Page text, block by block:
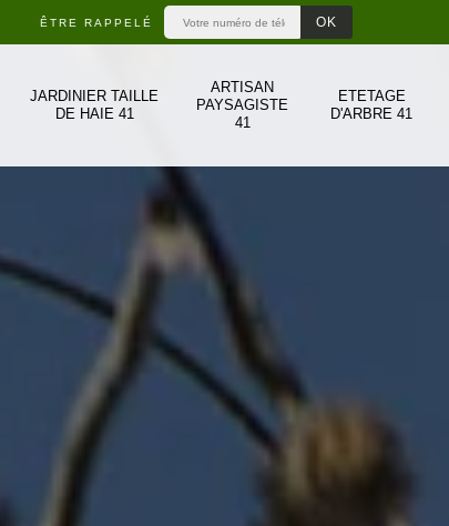
ÊTRE RAPPELÉ
JARDINIER TAILLE
DE HAIE 41
ARTISAN
PAYSAGISTE
41
ETETAGE
D'ARBRE 41